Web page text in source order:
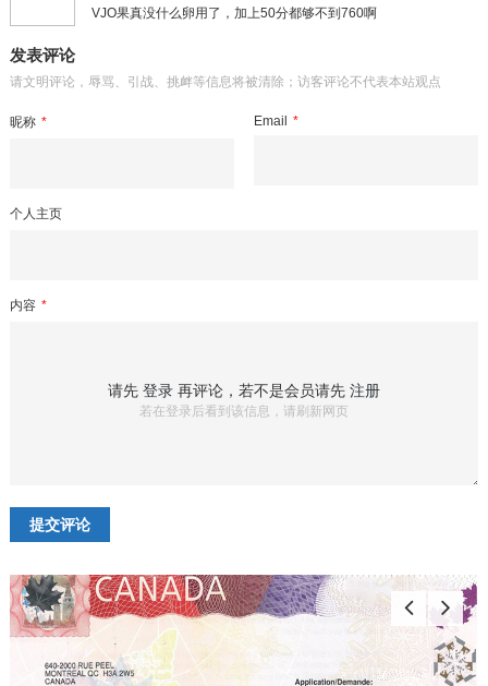
VJO果真没什么卵用了，加上50分都够不到760啊
发表评论
请文明评论，辱骂、引战、挑衅等信息将被清除；访客评论不代表本站观点
昵称 * Email *
个人主页
内容 *
请先 登录再评论，若不是会员请先 注册
若在登录后看到该信息，请刷新网页